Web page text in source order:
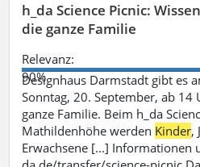
h_da Science Picnic:
die ganze Familie
Relevanz:
90%
Designhaus Darmstadt gibt es
Sonntag, 20. September, ab 14
ganze Familie. Beim h_da
Mathildenhöhe werden Kinder,
Erwachsene [...] Informationen